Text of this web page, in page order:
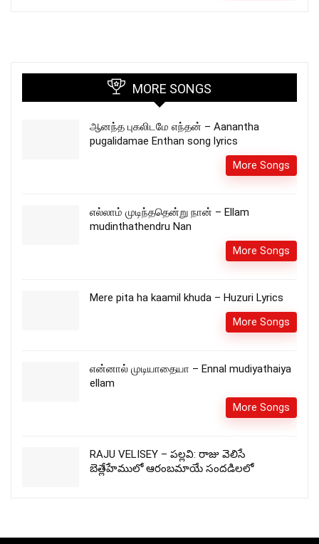
MORE SONGS
ஆனந்த புகலிடமே எந்தன் – Aanantha
pugalidamae Enthan song lyrics
More Songs
எல்லாம் முடிந்ததென்று நான் – Ellam
mudinthathendru Nan
More Songs
Mere pita ha kaamil khuda – Huzuri Lyrics
More Songs
என்னால் முடியாதையா – Ennal mudiyathaiya
ellam
More Songs
RAJU VELISEY – పల్లవి: రాజు వెలిసే
బెత్లేహేములో ఆరంబమాయే సందడిలలో